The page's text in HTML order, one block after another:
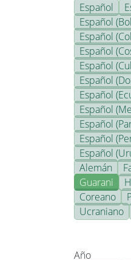
Español
Español
Español
Español
Español
Español
Español
Español
Español
Español
Español
Alemán
Guarani
Coreano
Ucraniano
Año